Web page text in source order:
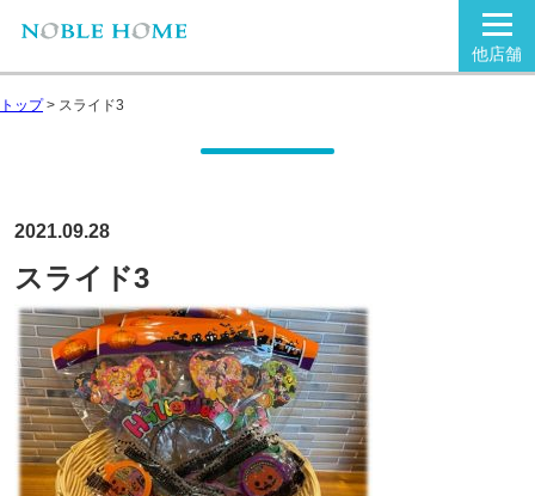
他店舗
トップ> スライド3
2021.09.28
スライド3